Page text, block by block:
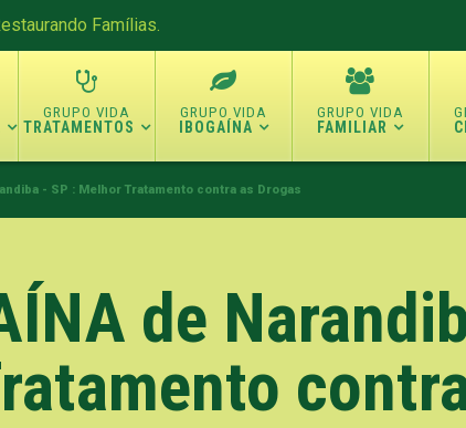
Famílias.
TRATAMENTOS IBOGAÍNA FAMILIAR
- SP : Melhor Tratamento contra as Drogas
de